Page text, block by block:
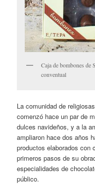
Caja de bombones de
conventual
La comunidad de
comenzó hace un par de
dulces navideños, y a la
ampliaron hace dos años
productos elaborados con
primeros pasos de su
especialidades de
público.